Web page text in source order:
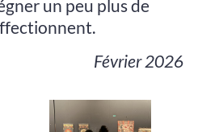
un peu plus de
Février 2026